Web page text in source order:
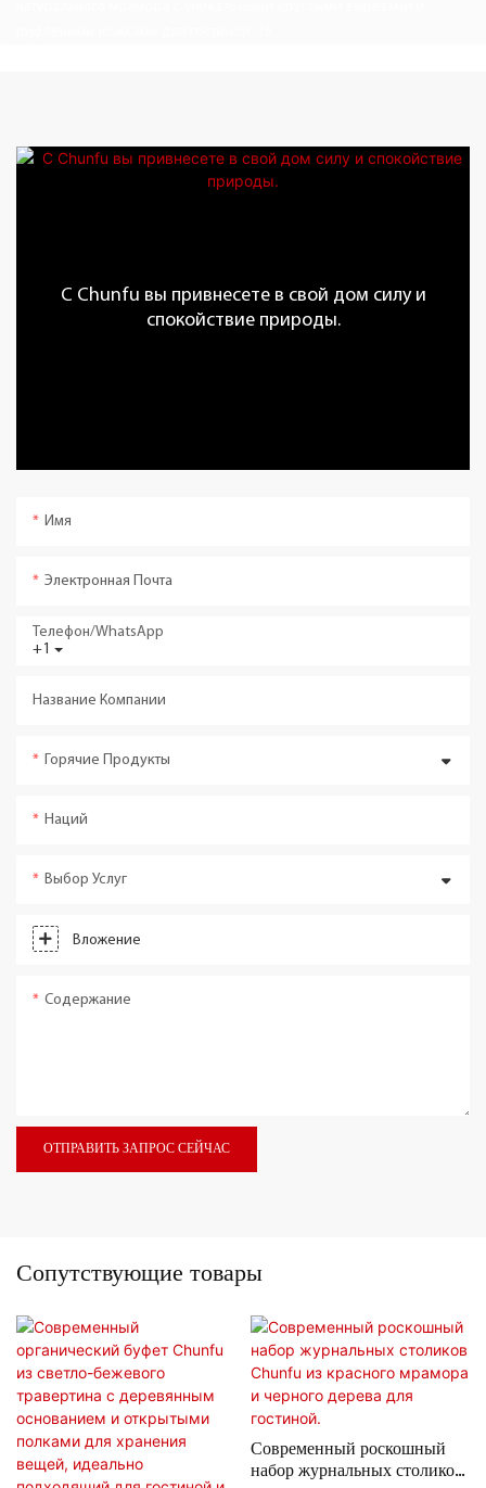
С Chunfu вы привнесете в свой дом силу и
спокойствие природы.
Имя
Электронная Почта
+1
Телефон/WhatsApp
Название Компании
Горячие Продукты
Наций
Выбор Услуг
Вложение
Содержание
ОТПРАВИТЬ ЗАПРОС СЕЙЧАС
Сопутствующие товары
Современный роскошный
набор журнальных столиков